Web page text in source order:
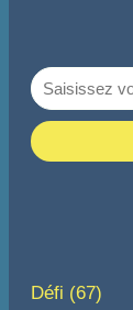
Défi (67)